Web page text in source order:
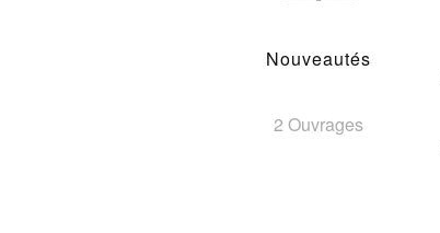
Nouveautés
2 Ouvrages